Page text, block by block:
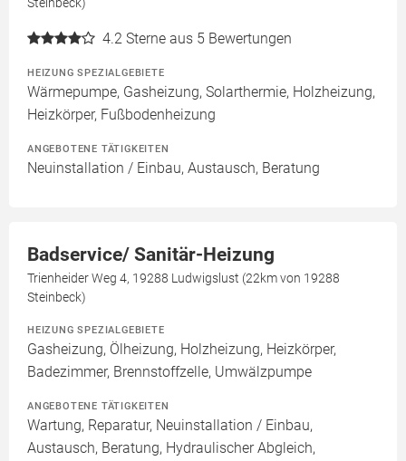
4.2 Sterne aus 5 Bewertungen
HEIZUNG SPEZIALGEBIETE
Wärmepumpe, Gasheizung, Solarthermie, Holzheizung,
Heizkörper, Fußbodenheizung
ANGEBOTENE TÄTIGKEITEN
Neuinstallation / Einbau, Austausch, Beratung
Badservice/ Sanitär-Heizung
Trienheider Weg 4, 19288 Ludwigslust (22km von 19288
Steinbeck)
HEIZUNG SPEZIALGEBIETE
Gasheizung, Ölheizung, Holzheizung, Heizkörper,
Badezimmer, Brennstoffzelle, Umwälzpumpe
ANGEBOTENE TÄTIGKEITEN
Wartung, Reparatur, Neuinstallation / Einbau,
Austausch, Beratung, Hydraulischer Abgleich,